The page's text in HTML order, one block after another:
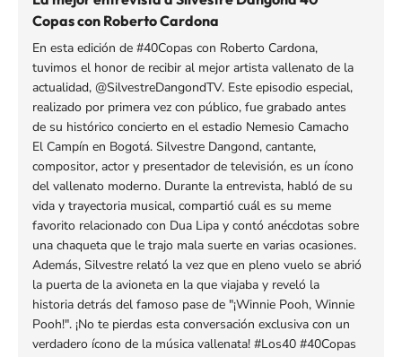
Copas con Roberto Cardona
En esta edición de #40Copas con Roberto Cardona,
tuvimos el honor de recibir al mejor artista vallenato de la
actualidad, @SilvestreDangondTV. Este episodio especial,
realizado por primera vez con público, fue grabado antes
de su histórico concierto en el estadio Nemesio Camacho
El Campín en Bogotá. Silvestre Dangond, cantante,
compositor, actor y presentador de televisión, es un ícono
del vallenato moderno. Durante la entrevista, habló de su
vida y trayectoria musical, compartió cuál es su meme
favorito relacionado con Dua Lipa y contó anécdotas sobre
una chaqueta que le trajo mala suerte en varias ocasiones.
Además, Silvestre relató la vez que en pleno vuelo se abrió
la puerta de la avioneta en la que viajaba y reveló la
historia detrás del famoso pase de "¡Winnie Pooh, Winnie
Pooh!". ¡No te pierdas esta conversación exclusiva con un
verdadero ícono de la música vallenata! #Los40 #40Copas